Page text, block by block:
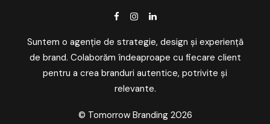
Suntem o agenție de strategie, design și experiență
de brand. Colaborăm îndeaproape cu fiecare client
pentru a crea branduri autentice, potrivite și
relevante.
© Tomorrow Branding 2026